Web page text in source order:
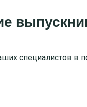
специалистов в